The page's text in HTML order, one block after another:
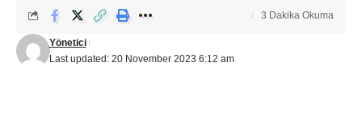
Last updated: 20 November 2023 6:12 am
Yönetici
3 Dakika Okuma